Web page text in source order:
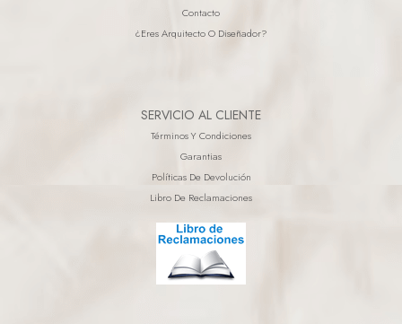
Contacto
¿eres Arquitecto O Diseñador?
SERVICIO AL CLIENTE
Términos Y Condiciones
Garantias
Políticas De Devolución
Libro De Reclamaciones